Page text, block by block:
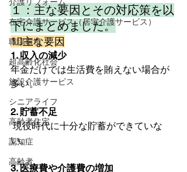
在宅介護サービス（居宅介護サービス）
職場環境
超高齢化社会
施設介護サービス
シニアライフ
高齢者住宅
認知症
高齢者
１：主な要因とその対応策を以
下にまとめました。
1⃣主な要因
1. 収入の減少
年金だけでは生活費を賄えない場合が
多い。
2. 貯蓄不足
現役時代に十分な貯蓄ができていな
い。
3. 医療費や介護費の増加